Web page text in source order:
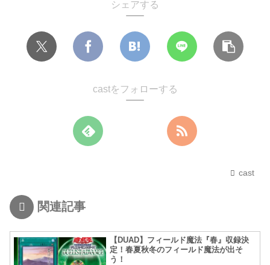
シェアする
castをフォローする
cast
関連記事
【DUAD】フィールド魔法『春』収録決
定！春夏秋冬のフィールド魔法が出そ
う！